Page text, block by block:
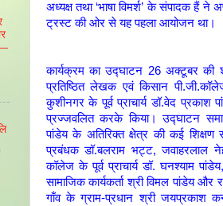
अध्यक्ष तथा ‘भाषा विमर्श’ के संपादक हैं
ट्रस्ट की ओर से यह पहला आयोजन था।
कार्यक्रम का उद्घाटन 26 अक्टूबर की
प्रतिष्ठित लेखक एवं किसान
कुशीनगर के पूर्व प्राचार्य डॉ.वेद प्रकाश
प्रज्जवलित करके किया। उद्घाटन
पांडेय के अतिरिक्त क्षेत्र की कई
प्रबंधक डॉ.बलराम भट्ट, जवाहरलाल
कॉलेज के पूर्व प्राचार्य डॉ. घनश्याम पांडेय,
सामाजिक कार्यकर्ता श्री विमल पांडेय और
गाँव के ग्राम-प्रधान श्री जयप्रकाश